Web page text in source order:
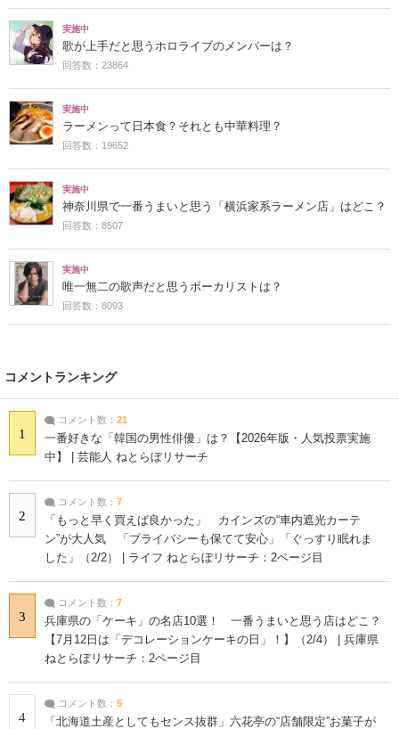
実施中
歌が上手だと思うホロライブのメンバーは？
回答数：23864
実施中
ラーメンって日本食？それとも中華料理？
回答数：19652
実施中
神奈川県で一番うまいと思う「横浜家系ラーメン店」はどこ？
回答数：8507
実施中
唯一無二の歌声だと思うボーカリストは？
回答数：8093
コメントランキング
1
コメント数： 21
一番好きな「韓国の男性俳優」は？【2026年版・人気投票実施
中】 | 芸能人 ねとらぼリサーチ
2
コメント数： 7
「もっと早く買えば良かった」 カインズの“車内遮光カーテ
ン”が大人気 「プライバシーも保てて安心」「ぐっすり眠れま
した」（2/2） | ライフ ねとらぼリサーチ：2ページ目
3
コメント数： 7
兵庫県の「ケーキ」の名店10選！ 一番うまいと思う店はどこ？
【7月12日は「デコレーションケーキの日」！】（2/4） | 兵庫県
ねとらぼリサーチ：2ページ目
4
コメント数： 5
「北海道土産としてもセンス抜群」六花亭の“店舗限定”お菓子が